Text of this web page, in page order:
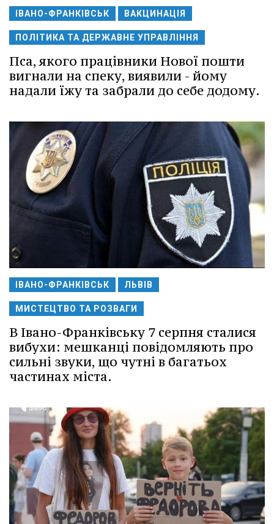
ІВАНО-ФРАНКІВСЬК ВАКЦИНАЦІЯ
ПОЛІТИКА ТА ДЕРЖАВНЕ УПРАВЛІННЯ
Пса, якого працівники Нової пошти
вигнали на спеку, виявили - йому
надали їжу та забрали до себе додому.
ІВАНО-ФРАНКІВСЬК ЛЬВІВ
МИСТЕЦТВО ТА РОЗВАГИ
В Івано-Франківську 7 серпня сталися
вибухи: мешканці повідомляють про
сильні звуки, що чутні в багатьох
частинах міста.